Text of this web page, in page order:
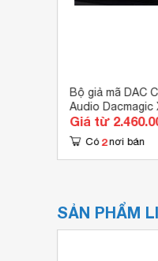
Bộ giả mã DAC
Audio Dacmagic
Giá từ
Có 2 nơi bán
SẢN PHẨM